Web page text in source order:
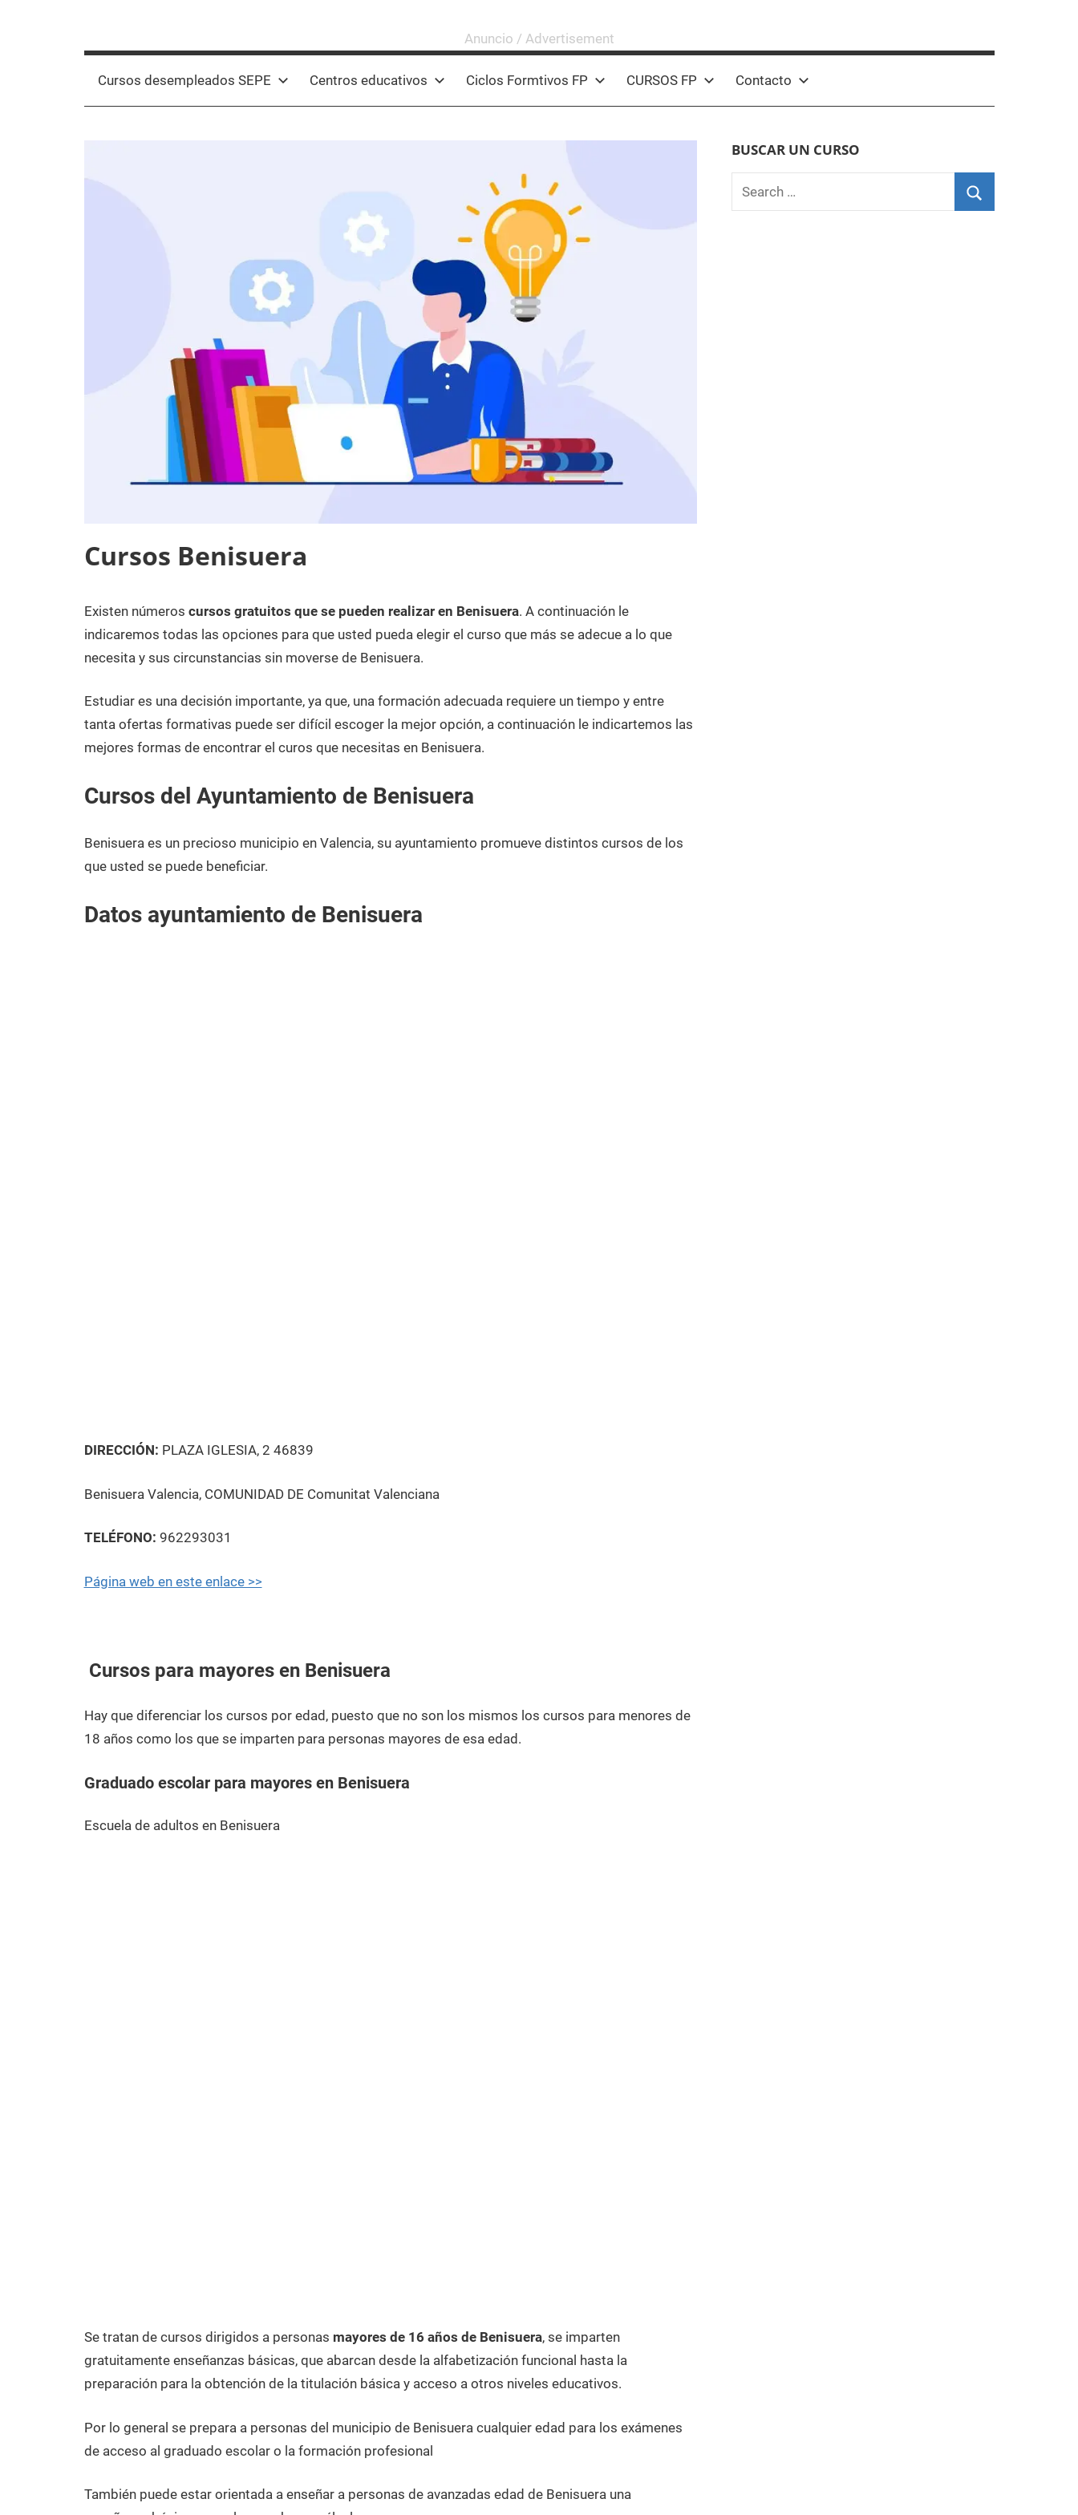
Cursos desempleados SEPE Centros educativos Ciclos Formtivos FP CURSOS FP Contacto
Cursos Benisuera
23
de
noviembre
2020
Maria
Cursos
en
Valencia
Existen números cursos gratuitos que se pueden realizar en Benisuera. A continuación le
indicaremos todas las opciones para que usted pueda elegir el curso que más se adecue a lo que
necesita y sus circunstancias sin moverse de Benisuera.
Estudiar es una decisión importante, ya que, una formación adecuada requiere un tiempo y entre
tanta ofertas formativas puede ser difícil escoger la mejor opción, a continuación le indicartemos las
mejores formas de encontrar el curos que necesitas en Benisuera.
Cursos del Ayuntamiento de Benisuera
Benisuera es un precioso municipio en Valencia, su ayuntamiento promueve distintos cursos de los
que usted se puede beneficiar.
Datos ayuntamiento de Benisuera
DIRECCIÓN: PLAZA IGLESIA, 2 46839
Benisuera Valencia, COMUNIDAD DE Comunitat Valenciana
TELÉFONO: 962293031
Página web en este enlace >>
Cursos para mayores en Benisuera
Hay que diferenciar los cursos por edad, puesto que no son los mismos los cursos para menores de
18 años como los que se imparten para personas mayores de esa edad.
Graduado escolar para mayores en Benisuera
Escuela de adultos en Benisuera
Se tratan de cursos dirigidos a personas mayores de 16 años de Benisuera, se imparten
gratuitamente enseñanzas básicas, que abarcan desde la alfabetización funcional hasta la
preparación para la obtención de la titulación básica y acceso a otros niveles educativos.
Por lo general se prepara a personas del municipio de Benisuera cualquier edad para los exámenes
de acceso al graduado escolar o la formación profesional
También puede estar orientada a enseñar a personas de avanzadas edad de Benisuera una
BUSCAR UN CURSO
Search
for: